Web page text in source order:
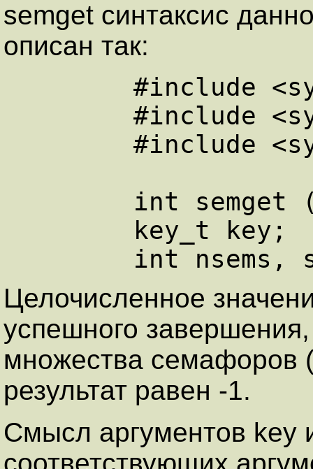
semget синтаксис
описан так:
Целочисленное
успешного
множества семафоров
результат равен -1.
Смысл аргументов key